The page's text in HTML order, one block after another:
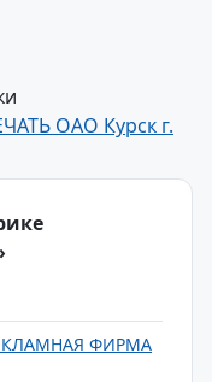
ОАО Курск г.
ФИРМА